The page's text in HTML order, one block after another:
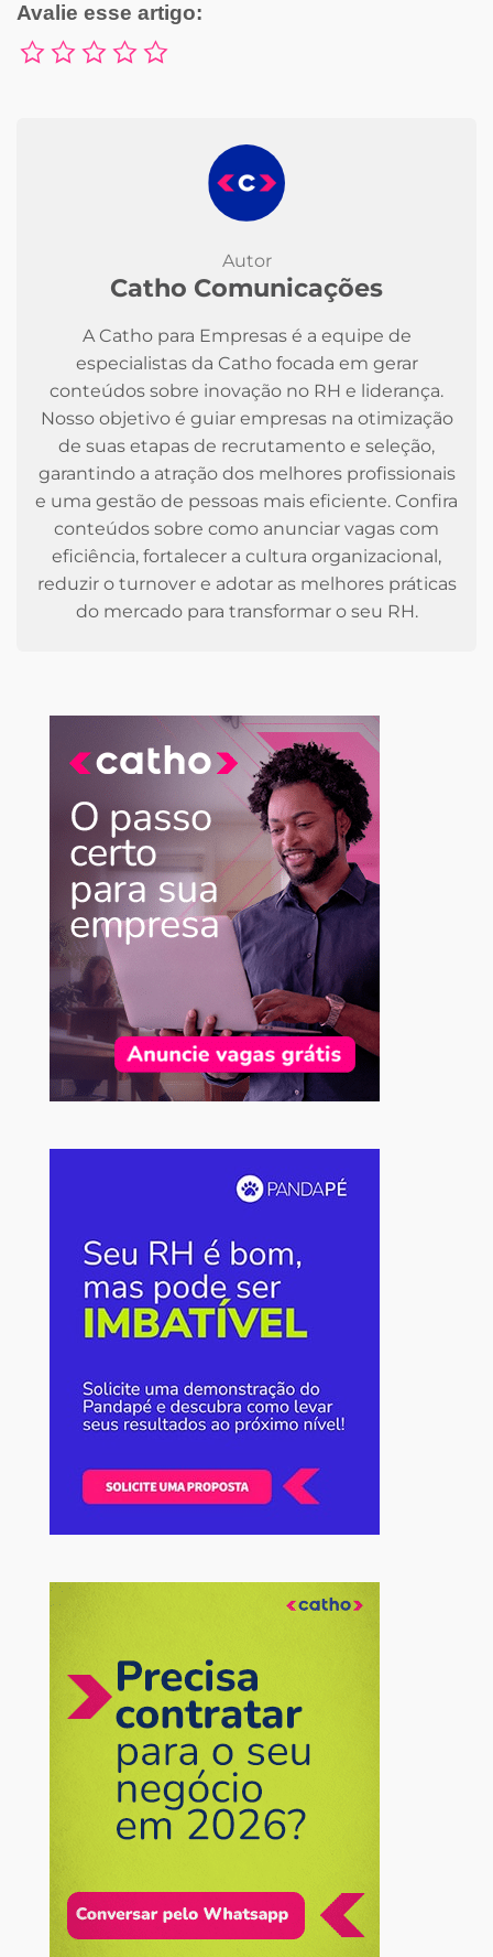
Avalie esse artigo:
Autor
Catho Comunicações
A Catho para Empresas é a equipe de
especialistas da Catho focada em gerar
conteúdos sobre inovação no RH e liderança.
Nosso objetivo é guiar empresas na otimização
de suas etapas de recrutamento e seleção,
garantindo a atração dos melhores profissionais
e uma gestão de pessoas mais eficiente. Confira
conteúdos sobre como anunciar vagas com
eficiência, fortalecer a cultura organizacional,
reduzir o turnover e adotar as melhores práticas
do mercado para transformar o seu RH.